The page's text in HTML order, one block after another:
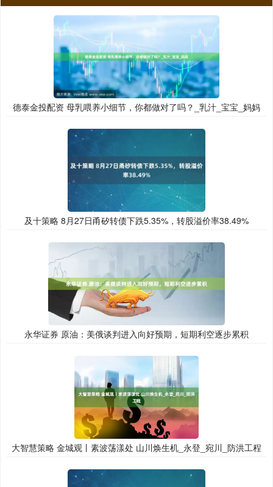
德泰金投配资 母乳喂养小细节，你都做对了吗？_乳汁_宝宝_妈妈
及十策略 8月27日甬矽转债下跌5.35%，转股溢价率38.49%
永华证券 原油：美俄谈判进入向好预期，短期利空逐步累积
大智慧策略 金城观丨素波荡漾处 山川焕生机_永登_宛川_防洪工程